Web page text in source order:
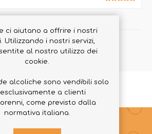
INVIA RECENSIONE
ci aiutano a offrire i nostri
Utilizzando i nostri servizi,
al nostro utilizzo dei
cookie.
alcoliche sono vendibili solo
a clienti
come previsto dalla
normativa italiana.